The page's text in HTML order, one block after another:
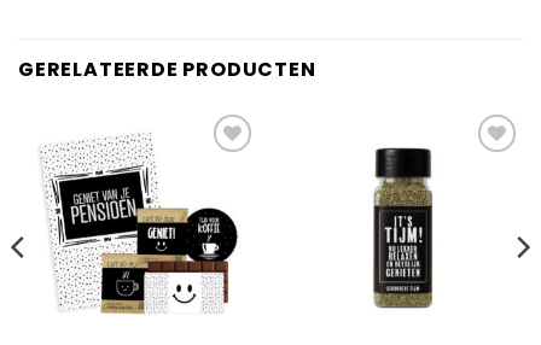
GERELATEERDE PRODUCTEN